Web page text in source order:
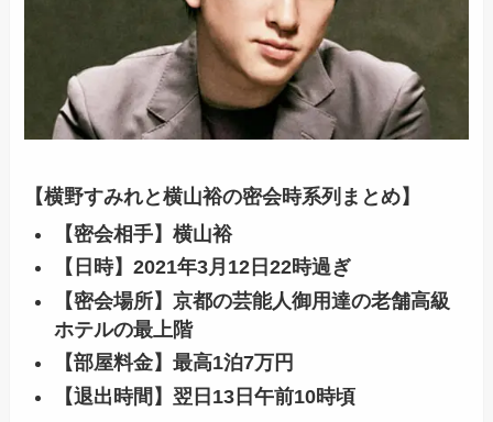
【横野すみれと横山裕の密会時系列まとめ】
【密会相手】横山裕
【日時】2021年3月12日22時過ぎ
【密会場所】京都の芸能人御用達の老舗高級
ホテルの最上階
【部屋料金】最高1泊7万円
【退出時間】翌日13日午前10時頃